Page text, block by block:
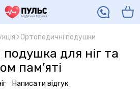
Ортопедичні подушки
для ніг та
пам’яті
Написати відгук